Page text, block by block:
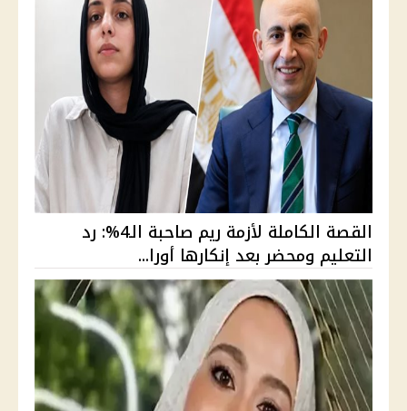
القصة الكاملة لأزمة ريم صاحبة الـ4%: رد
التعليم ومحضر بعد إنكارها أورا...